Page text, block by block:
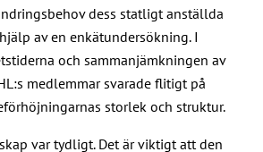
dess statligt anställda
av en enkätundersökning. I
och sammanjämkningen av
medlemmar svarade flitigt på
storlek och struktur.
var tydligt. Det är viktigt att den